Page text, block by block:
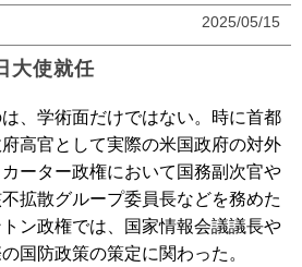
2025/05/15
大使就任
、学術面だけではない。時に首都
高官として実際の米国政府の対外
ーター政権において国務副次官や
拡散グループ委員長などを務めた
ン政権では、国家情報会議議長や
国防政策の策定に関わった。